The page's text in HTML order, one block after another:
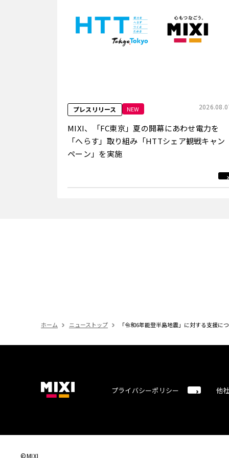
プレスリリース NEW
MIXI、「FC東京」夏の開幕にあわせ電力を
「へらす」取り組み「HTTシェア観戦キャン
ペーン」を実施
ホーム ニューストップ 「令和6年能登半島地震」に対する支援に
プライバシーポリシー 他
©MIXI